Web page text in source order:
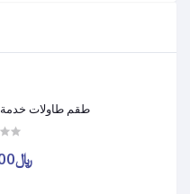
طقم طاولات خدمة 3 قطع
﷼397.00